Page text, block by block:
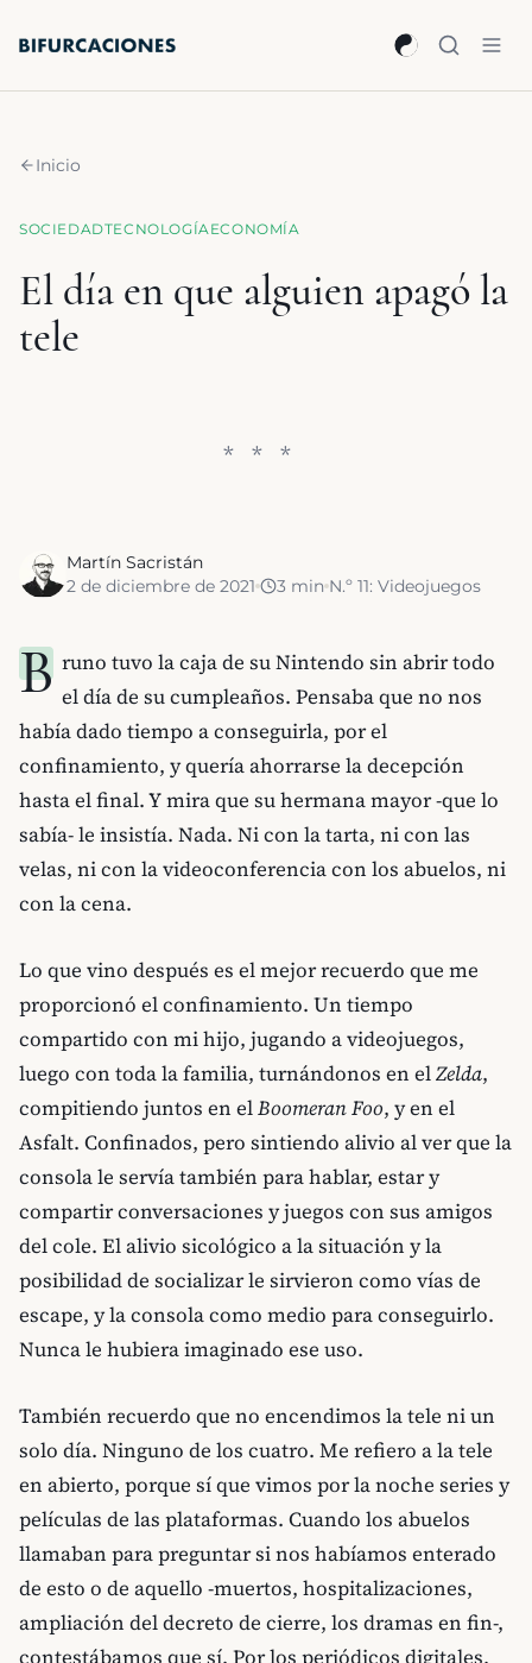
Inicio
SOCIEDADTECNOLOGÍAECONOMÍA
El día en que alguien apagó la
tele
Martín Sacristán
2 de diciembre de 2021
3 min N.º 11: Videojuegos
B runo tuvo la caja de su Nintendo sin abrir todo
el día de su cumpleaños. Pensaba que no nos
había dado tiempo a conseguirla, por el
confinamiento, y quería ahorrarse la decepción
hasta el final. Y mira que su hermana mayor -que lo
sabía- le insistía. Nada. Ni con la tarta, ni con las
velas, ni con la videoconferencia con los abuelos, ni
con la cena.
Lo que vino después es el mejor recuerdo que me
proporcionó el confinamiento. Un tiempo
compartido con mi hijo, jugando a videojuegos,
luego con toda la familia, turnándonos en elZelda,
compitiendo juntos en elBoomeran Foo, y en el
Asfalt. Confinados, pero sintiendo alivio al ver que la
consola le servía también para hablar, estar y
compartir conversaciones y juegos con sus amigos
del cole. El alivio sicológico a la situación y la
posibilidad de socializar le sirvieron como vías de
escape, y la consola como medio para conseguirlo.
Nunca le hubiera imaginado ese uso.
También recuerdo que no encendimos la tele ni un
solo día. Ninguno de los cuatro. Me refiero a la tele
en abierto, porque sí que vimos por la noche series y
películas de las plataformas. Cuando los abuelos
llamaban para preguntar si nos habíamos enterado
de esto o de aquello -muertos, hospitalizaciones,
ampliación del decreto de cierre, los dramas en fin-,